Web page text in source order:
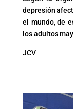
depresión
el mundo, de
los adultos
JCV